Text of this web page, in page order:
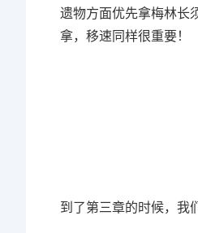
遗物方面优先拿梅林长
拿，移速同样很重要！
到了第三章的时候，我